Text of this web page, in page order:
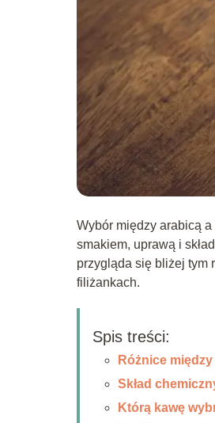
Wybór między arabicą
smakiem, uprawą i
przygląda się bliżej tym
filiżankach.
Spis treści:
Różnice
Skład
Którą kawę